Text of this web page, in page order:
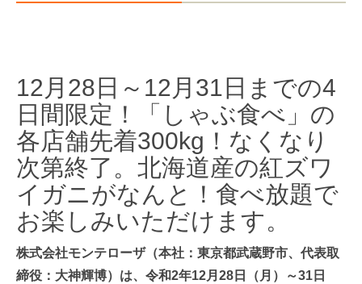
12月28日～12月31日までの4
日間限定！「しゃぶ食べ」の
各店舗先着300kg！なくなり
次第終了。北海道産の紅ズワ
イガニがなんと！食べ放題で
お楽しみいただけます。
株式会社モンテローザ（本社：東京都武蔵野市、代表取
締役：大神輝博）は、令和2年12月28日（月）～31日